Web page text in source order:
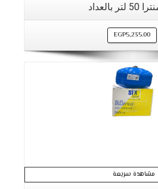
بالعداد
EGP5,235.00
مشاهدة سريعة